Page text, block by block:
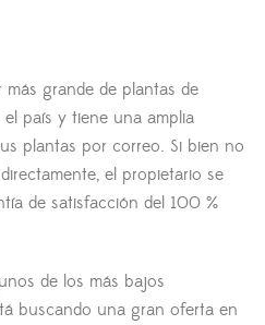
grande de plantas de
país y tiene una amplia
plantas por correo. Si bien no
el propietario se
de satisfacción del 100 %
de los más bajos
buscando una gran oferta en